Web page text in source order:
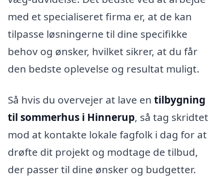
med et specialiseret firma er, at de kan
tilpasse løsningerne til dine specifikke
behov og ønsker, hvilket sikrer, at du får
den bedste oplevelse og resultat muligt.
Så hvis du overvejer at lave en tilbygning
til sommerhus i Hinnerup, så tag skridtet
mod at kontakte lokale fagfolk i dag for at
drøfte dit projekt og modtage de tilbud,
der passer til dine ønsker og budgetter.